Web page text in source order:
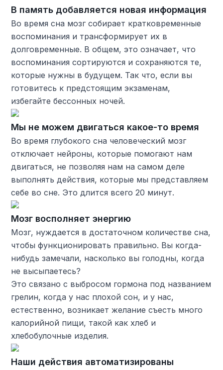
В память добавляется новая информация
Во время сна мозг собирает кратковременные
воспоминания и трансформирует их в
долговременные. В общем, это означает, что
воспоминания сортируются и сохраняются те,
которые нужны в будущем. Так что, если вы
готовитесь к предстоящим экзаменам,
избегайте бессонных ночей.
Мы не можем двигаться какое-то время
Во время глубокого сна человеческий мозг
отключает нейроны, которые помогают нам
двигаться, не позволяя нам на самом деле
выполнять действия, которые мы представляем
себе во сне. Это длится всего 20 минут.
Мозг восполняет энергию
Мозг, нуждается в достаточном количестве сна,
чтобы функционировать правильно. Вы когда-
нибудь замечали, насколько вы голодны, когда
не высыпаетесь?
Это связано с выбросом гормона под названием
грелин, когда у нас плохой сон, и у нас,
естественно, возникает желание съесть много
калорийной пищи, такой как хлеб и
хлебобулочные изделия.
Наши действия автоматизированы